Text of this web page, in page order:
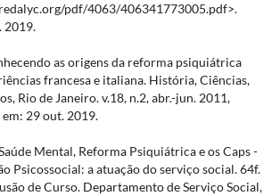
pdf/4063/406341773005.pdf>.
2019.
as origens da reforma psiquiátrica
francesa e italiana. História, Ciências,
Rio de Janeiro. v.18, n.2, abr.-jun. 2011,
29 out. 2019.
Mental, Reforma Psiquiátrica e os Caps -
Psicossocial: a atuação do serviço social. 64f.
de Curso. Departamento de Serviço Social,